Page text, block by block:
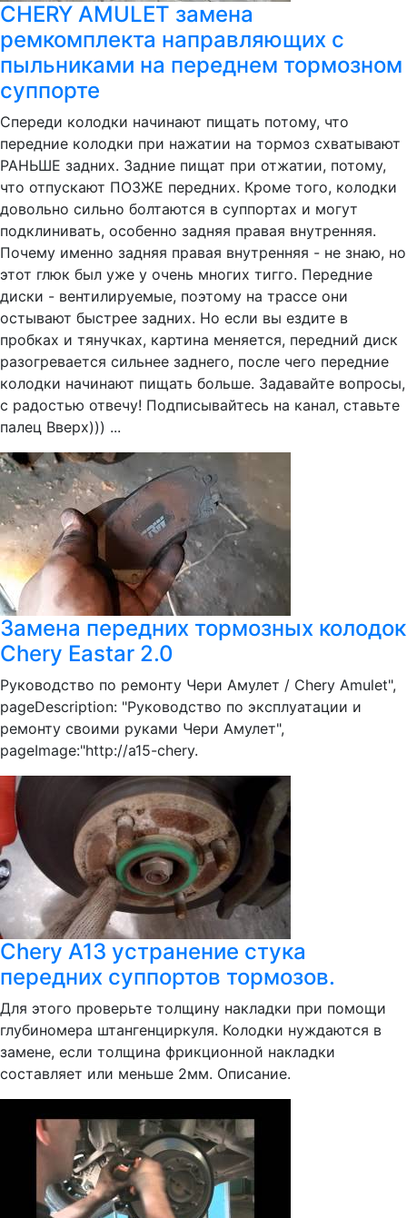
CHERY AMULET замена
ремкомплекта направляющих с
пыльниками на переднем тормозном
суппорте
Спереди колодки начинают пищать потому, что
передние колодки при нажатии на тормоз схватывают
РАНЬШЕ задних. Задние пищат при отжатии, потому,
что отпускают ПОЗЖЕ передних. Кроме того, колодки
довольно сильно болтаются в суппортах и могут
подклинивать, особенно задняя правая внутренняя.
Почему именно задняя правая внутренняя - не знаю, но
этот глюк был уже у очень многих тигго. Передние
диски - вентилируемые, поэтому на трассе они
остывают быстрее задних. Но если вы ездите в
пробках и тянучках, картина меняется, передний диск
разогревается сильнее заднего, после чего передние
колодки начинают пищать больше. Задавайте вопросы,
с радостью отвечу! Подписывайтесь на канал, ставьте
палец Вверх))) ...
Замена передних тормозных колодок
Chery Eastar 2.0
Руководство по ремонту Чери Амулет / Chery Amulet",
pageDescription: "Руководство по эксплуатации и
ремонту своими руками Чери Амулет",
pageImage:"http://a15-chery.
Chery A13 устранение стука
передних суппортов тормозов.
Для этого проверьте толщину накладки при помощи
глубиномера штангенциркуля. Колодки нуждаются в
замене, если толщина фрикционной накладки
составляет или меньше 2мм. Описание.